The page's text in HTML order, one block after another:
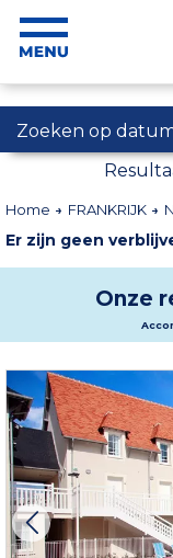
Zoeken op
Home FRANKRIJK
Er zijn geen
Onze